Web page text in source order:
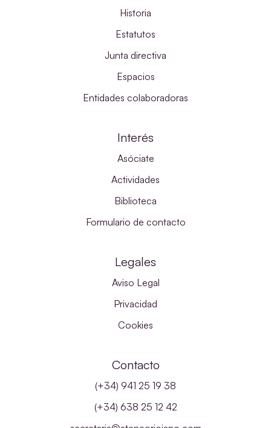
Historia
Estatutos
Junta directiva
Espacios
Entidades colaboradoras
Interés
Asóciate
Actividades
Biblioteca
Formulario de contacto
Legales
Aviso Legal
Privacidad
Cookies
Contacto
(+34) 941 25 19 38
(+34) 638 25 12 42